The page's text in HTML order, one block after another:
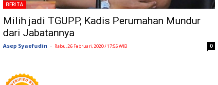
BERITA
Milih jadi TGUPP, Kadis Perumahan Mundur
dari Jabatannya
Asep Syaefudin - Rabu, 26 Februari, 2020 / 17:55 WIB 0